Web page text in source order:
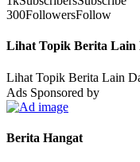
300FollowersFollow
Lihat Topik Berita Lain
Lihat Topik Berita Lain
Ads Sponsored by
Berita Hangat